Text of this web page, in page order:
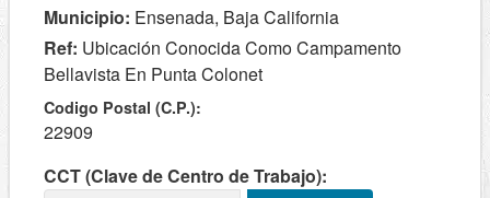
Municipio: Ensenada, Baja California
Ref: Ubicación Conocida Como Campamento
Bellavista En Punta Colonet
Codigo Postal (C.P.):
22909
CCT (Clave de Centro de Trabajo):